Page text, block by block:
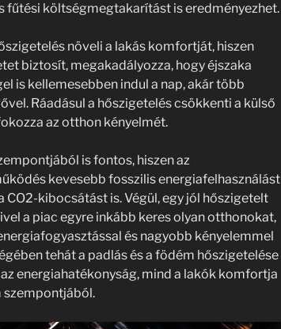
fűtési költségmegtakarítást is eredményezhet.
növeli a lakás komfortját, hiszen
biztosít, megakadályozza, hogy éjszaka
is kellemesebben indul a nap, akár több
Ráadásul a hőszigetelés csökkenti a külső
az otthon kényelmét.
is fontos, hiszen az
kevesebb fosszilis energiafelhasználást
CO2-kibocsátást is. Végül, egy jól hőszigetelt
a piac egyre inkább keres olyan otthonokat,
és nagyobb kényelemmel
tehát a padlás és a födém hőszigetelése
energiahatékonyság, mind a lakók komfortja
szempontjából.